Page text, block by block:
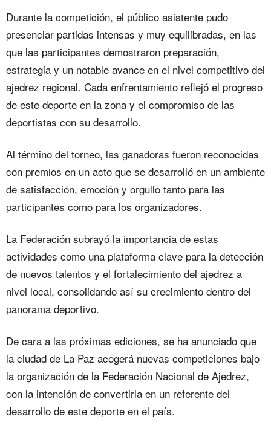
Durante la competición, el público asistente pudo
presenciar partidas intensas y muy equilibradas, en las
que las participantes demostraron preparación,
estrategia y un notable avance en el nivel competitivo del
ajedrez regional. Cada enfrentamiento reflejó el progreso
de este deporte en la zona y el compromiso de las
deportistas con su desarrollo.
Al término del torneo, las ganadoras fueron reconocidas
con premios en un acto que se desarrolló en un ambiente
de satisfacción, emoción y orgullo tanto para las
participantes como para los organizadores.
La Federación subrayó la importancia de estas
actividades como una plataforma clave para la detección
de nuevos talentos y el fortalecimiento del ajedrez a
nivel local, consolidando así su crecimiento dentro del
panorama deportivo.
De cara a las próximas ediciones, se ha anunciado que
la ciudad de La Paz acogerá nuevas competiciones bajo
la organización de la Federación Nacional de Ajedrez,
con la intención de convertirla en un referente del
desarrollo de este deporte en el país.